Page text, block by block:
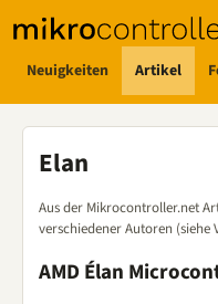
Neuigkeiten Artikel
Elan
Aus der Mikrocontroller.net
verschiedener Autoren (siehe
AMD Élan